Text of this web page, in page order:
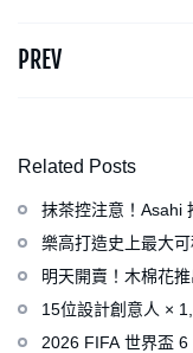
PREV
Related Posts
抹茶控注意！Asahi
泡感，拿鐵、可爾
樂高打造史上最大
梅西、姆巴佩、C
明天開賣！木棉花
連載再開、集英社
15位設計創意人 ×
計師與電力的創意對
2026 FIFA 世界盃 6